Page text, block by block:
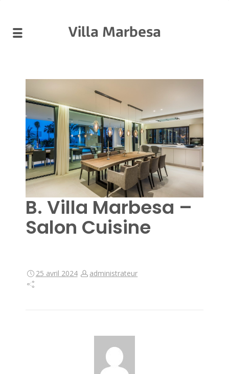
Villa Marbesa
B. Villa Marbesa –
Salon Cuisine
25 avril 2024 administrateur